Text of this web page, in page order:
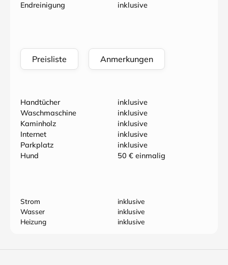
Endreinigung inklusive
Preisliste Anmerkungen
Handtücher
inklusive
Waschmaschine
inklusive
Kaminholz
inklusive
Internet
inklusive
Parkplatz
inklusive
Hund
50 € einmalig
Strom
inklusive
Wasser
inklusive
Heizung
inklusive